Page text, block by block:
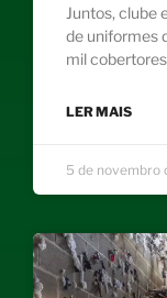
Juntos, clube
de uniformes
mil
LER MAIS
5 de novembro